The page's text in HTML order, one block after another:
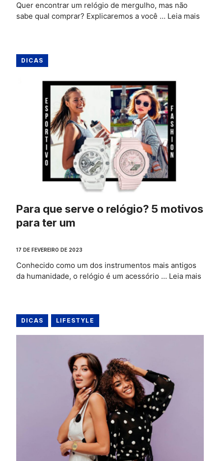
Quer encontrar um relógio de mergulho, mas não
sabe qual comprar? Explicaremos a você … Leia mais
DICAS
Para que serve o relógio? 5 motivos
para ter um
17 DE FEVEREIRO DE 2023
Conhecido como um dos instrumentos mais antigos
da humanidade, o relógio é um acessório … Leia mais
DICAS LIFESTYLE